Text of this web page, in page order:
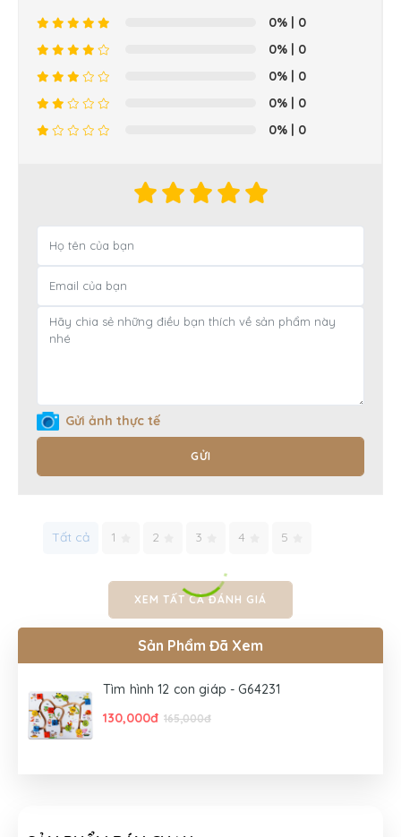
0% | 0
0% | 0
0% | 0
0% | 0
0% | 0
Gửi ảnh thực tế
GỬI
Tất cả 1 2 3 4 5
XEM TẤT CẢ ĐÁNH GIÁ
Sản Phẩm Đã Xem
Tìm hình 12 con giáp - G64231
130,000đ 165,000đ